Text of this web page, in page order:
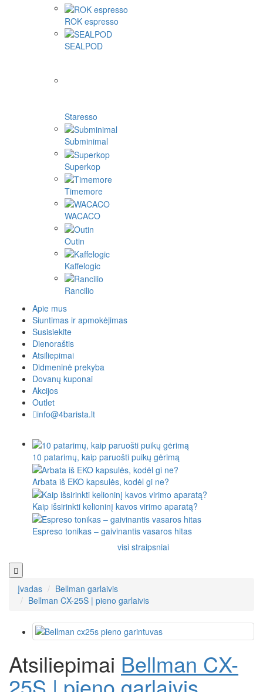
ROK espresso
SEALPOD
Staresso
Subminimal
Superkop
Timemore
WACACO
Outin
Kaffelogic
Rancilio
Apie mus
Siuntimas ir apmokėjimas
Susisiekite
Dienoraštis
Atsiliepimai
Didmeninė prekyba
Dovanų kuponai
Akcijos
Outlet
info@4barista.lt
10 patarimų, kaip paruošti puikų gėrimą
Arbata iš EKO kapsulės, kodėl gi ne?
Kaip išsirinkti kelioninį kavos virimo aparatą?
Espreso tonikas – gaivinantis vasaros hitas
visi straipsniai
Įvadas
Bellman garlaivis
Bellman CX-25S | pieno garlaivis
Atsiliepimai Bellman CX-